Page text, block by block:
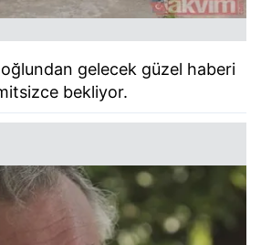
oğlundan gelecek güzel haberi
bekliyor.